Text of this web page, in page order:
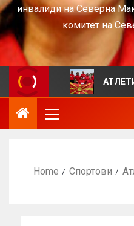
инвалиди на Северна
комитет на
АТЛЕТИЧАРИТЕ
Home Спортови